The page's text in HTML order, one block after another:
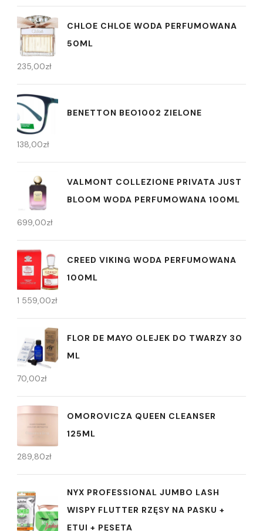
CHLOE CHLOE WODA PERFUMOWANA
50ML
235,00zł
BENETTON BEO1002 ZIELONE
138,00zł
VALMONT COLLEZIONE PRIVATA JUST
BLOOM WODA PERFUMOWANA 100ML
699,00zł
CREED VIKING WODA PERFUMOWANA
100ML
1 559,00zł
FLOR DE MAYO OLEJEK DO TWARZY 30
ML
70,00zł
OMOROVICZA QUEEN CLEANSER
125ML
289,80zł
NYX PROFESSIONAL JUMBO LASH
WISPY FLUTTER RZĘSY NA PASKU +
ETUI + PĘSETA